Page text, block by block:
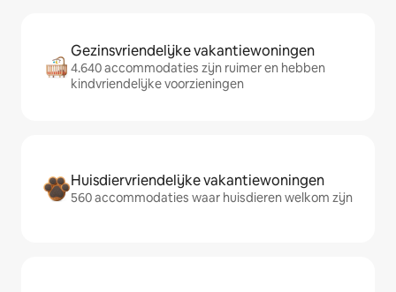
Gezinsvriendelijke vakantiewoningen
4.640 accommodaties zijn ruimer en hebben
kindvriendelijke voorzieningen
Huisdiervriendelijke vakantiewoningen
560 accommodaties waar huisdieren welkom zijn